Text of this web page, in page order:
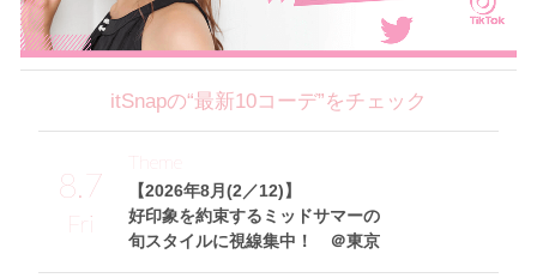
itSnapの“最新10コーデ”をチェック
8.7
Fri
【2026年8月(2／12)】
好印象を約束するミッドサマーの
旬スタイルに視線集中！ ＠東京
Theme